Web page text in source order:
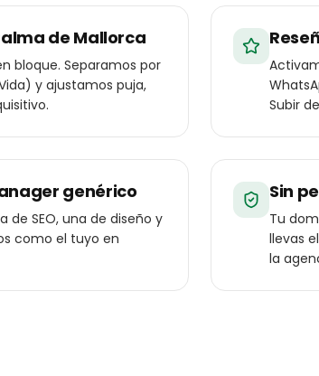
de Mallorca
bloque. Separamos por
y ajustamos puja,
Subir
genérico
de SEO, una de diseño y
como el tuyo en
Sin
Tu
llevas
la